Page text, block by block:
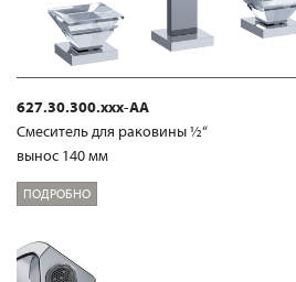
627.30.300.xxx-AA
Смеситель для раковины ½“
вынос 140 мм
ПОДРОБНО